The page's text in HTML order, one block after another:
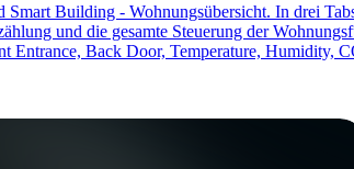
Building - Wohnungsübersicht. In drei
und die gesamte Steuerung der
Back Door, Temperature, Humidity,